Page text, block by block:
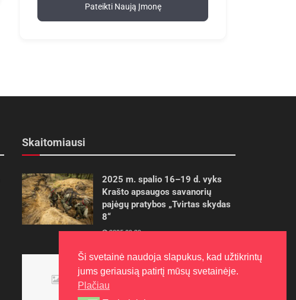
Pateikti Naują Įmonę
Skaitomiausi
2025 m. spalio 16–19 d. vyks
Krašto apsaugos savanorių
pajėgų pratybos „Tvirtas skydas
8“
2025-09-29
Panevėžietės tarptautinėje
programoje siekia aukso
2015-10-30
Ši svetainė naudoja slapukus, kad užtikrintų
jums geriausią patirtį mūsų svetainėje.
Plačiau